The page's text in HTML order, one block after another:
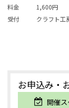
料金
1,600円
受付
クラフト工
お申込み・
開催